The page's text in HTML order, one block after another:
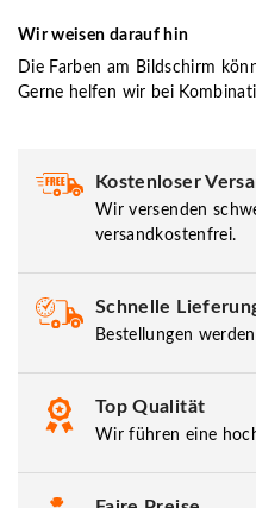
Wir weisen darauf hin
Die Farben am Bildschirm
Gerne helfen wir bei
Kostenloser
Wir versenden
versandkostenfrei.
Schnelle
Bestellungen
Top Qualität
Wir führen eine